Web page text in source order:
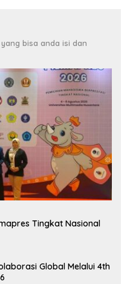
bisa anda isi dan
Tingkat Nasional
Global Melalui 4th